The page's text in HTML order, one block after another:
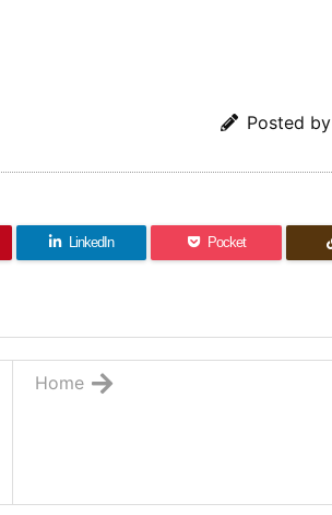
Posted by
LinkedIn Pocket
Home